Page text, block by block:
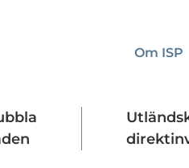
oss Presskontakt
Om ISP